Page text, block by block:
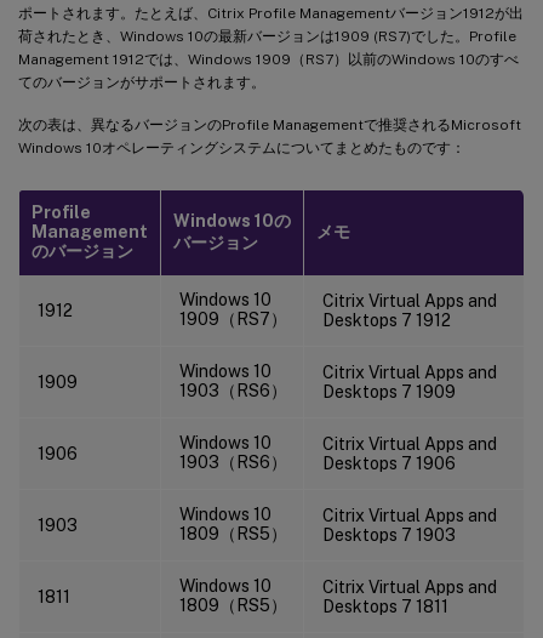
ポートされます。たとえば、Citrix Profile Managementバージョン1912が出
荷されたとき、Windows 10の最新バージョンは1909 (RS7)でした。Profile
Management 1912では、Windows 1909（RS7）以前のWindows 10のすべ
てのバージョンがサポートされます。
次の表は、異なるバージョンのProfile Managementで推奨されるMicrosoft
Windows 10オペレーティングシステムについてまとめたものです：
Profile
Management
のバージョン
Windows 10の
バージョン
メモ
1912
Windows 10
1909（RS7）
Citrix Virtual Apps and
Desktops 7 1912
1909
Windows 10
1903（RS6）
Citrix Virtual Apps and
Desktops 7 1909
1906
Windows 10
1903（RS6）
Citrix Virtual Apps and
Desktops 7 1906
1903
Windows 10
1809（RS5）
Citrix Virtual Apps and
Desktops 7 1903
1811
Windows 10
1809（RS5）
Citrix Virtual Apps and
Desktops 7 1811